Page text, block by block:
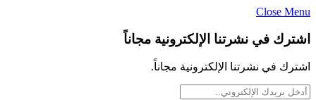
Close Menu
اشترك في نشرتنا الإلكترونية مجاناً
اشترك في نشرتنا الإلكترونية مجاناً.